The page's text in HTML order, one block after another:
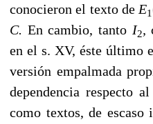
conocieron el texto de E1
C. En cam­bio, tanto I2,
en el s. XV, éste último
versión empalmada
dependencia respecto
como textos, de escaso